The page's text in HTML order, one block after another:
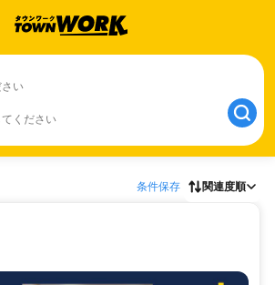
い
ください
条件保存 関連度順